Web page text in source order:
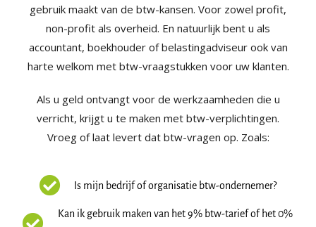
gebruik maakt van de btw-kansen. Voor zowel profit,
non-profit als overheid. En natuurlijk bent u als
accountant, boekhouder of belastingadviseur ook van
harte welkom met btw-vraagstukken voor uw klanten.
Als u geld ontvangt voor de werkzaamheden die u
verricht, krijgt u te maken met btw-verplichtingen.
Vroeg of laat levert dat btw-vragen op. Zoals:
Is mijn bedrijf of organisatie btw-ondernemer?
Kan ik gebruik maken van het 9% btw-tarief of het 0%